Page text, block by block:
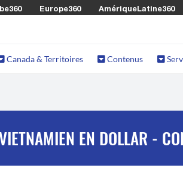
Europe360 AmériqueLatine360
Canada & Territoires Contenus
EN DOLLAR -